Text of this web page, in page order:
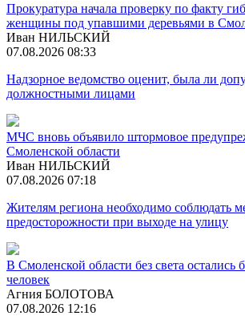
Прокуратура начала проверку по факту
женщины под упавшими деревьями в
Иван НИЛЬСКИЙ
07.08.2026 08:33
Надзорное ведомство оценит, была ли
должностными лицами
МЧС вновь объявило штормовое
Смоленской области
Иван НИЛЬСКИЙ
07.08.2026 07:18
Жителям региона необходимо соблюдать
предосторожности при выходе на улицу
В Смоленской области без света остались
человек
Агния БОЛОТОВА
07.08.2026 12:16